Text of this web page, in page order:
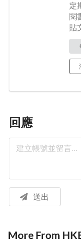
定
閱
貼
回應
送出
More From